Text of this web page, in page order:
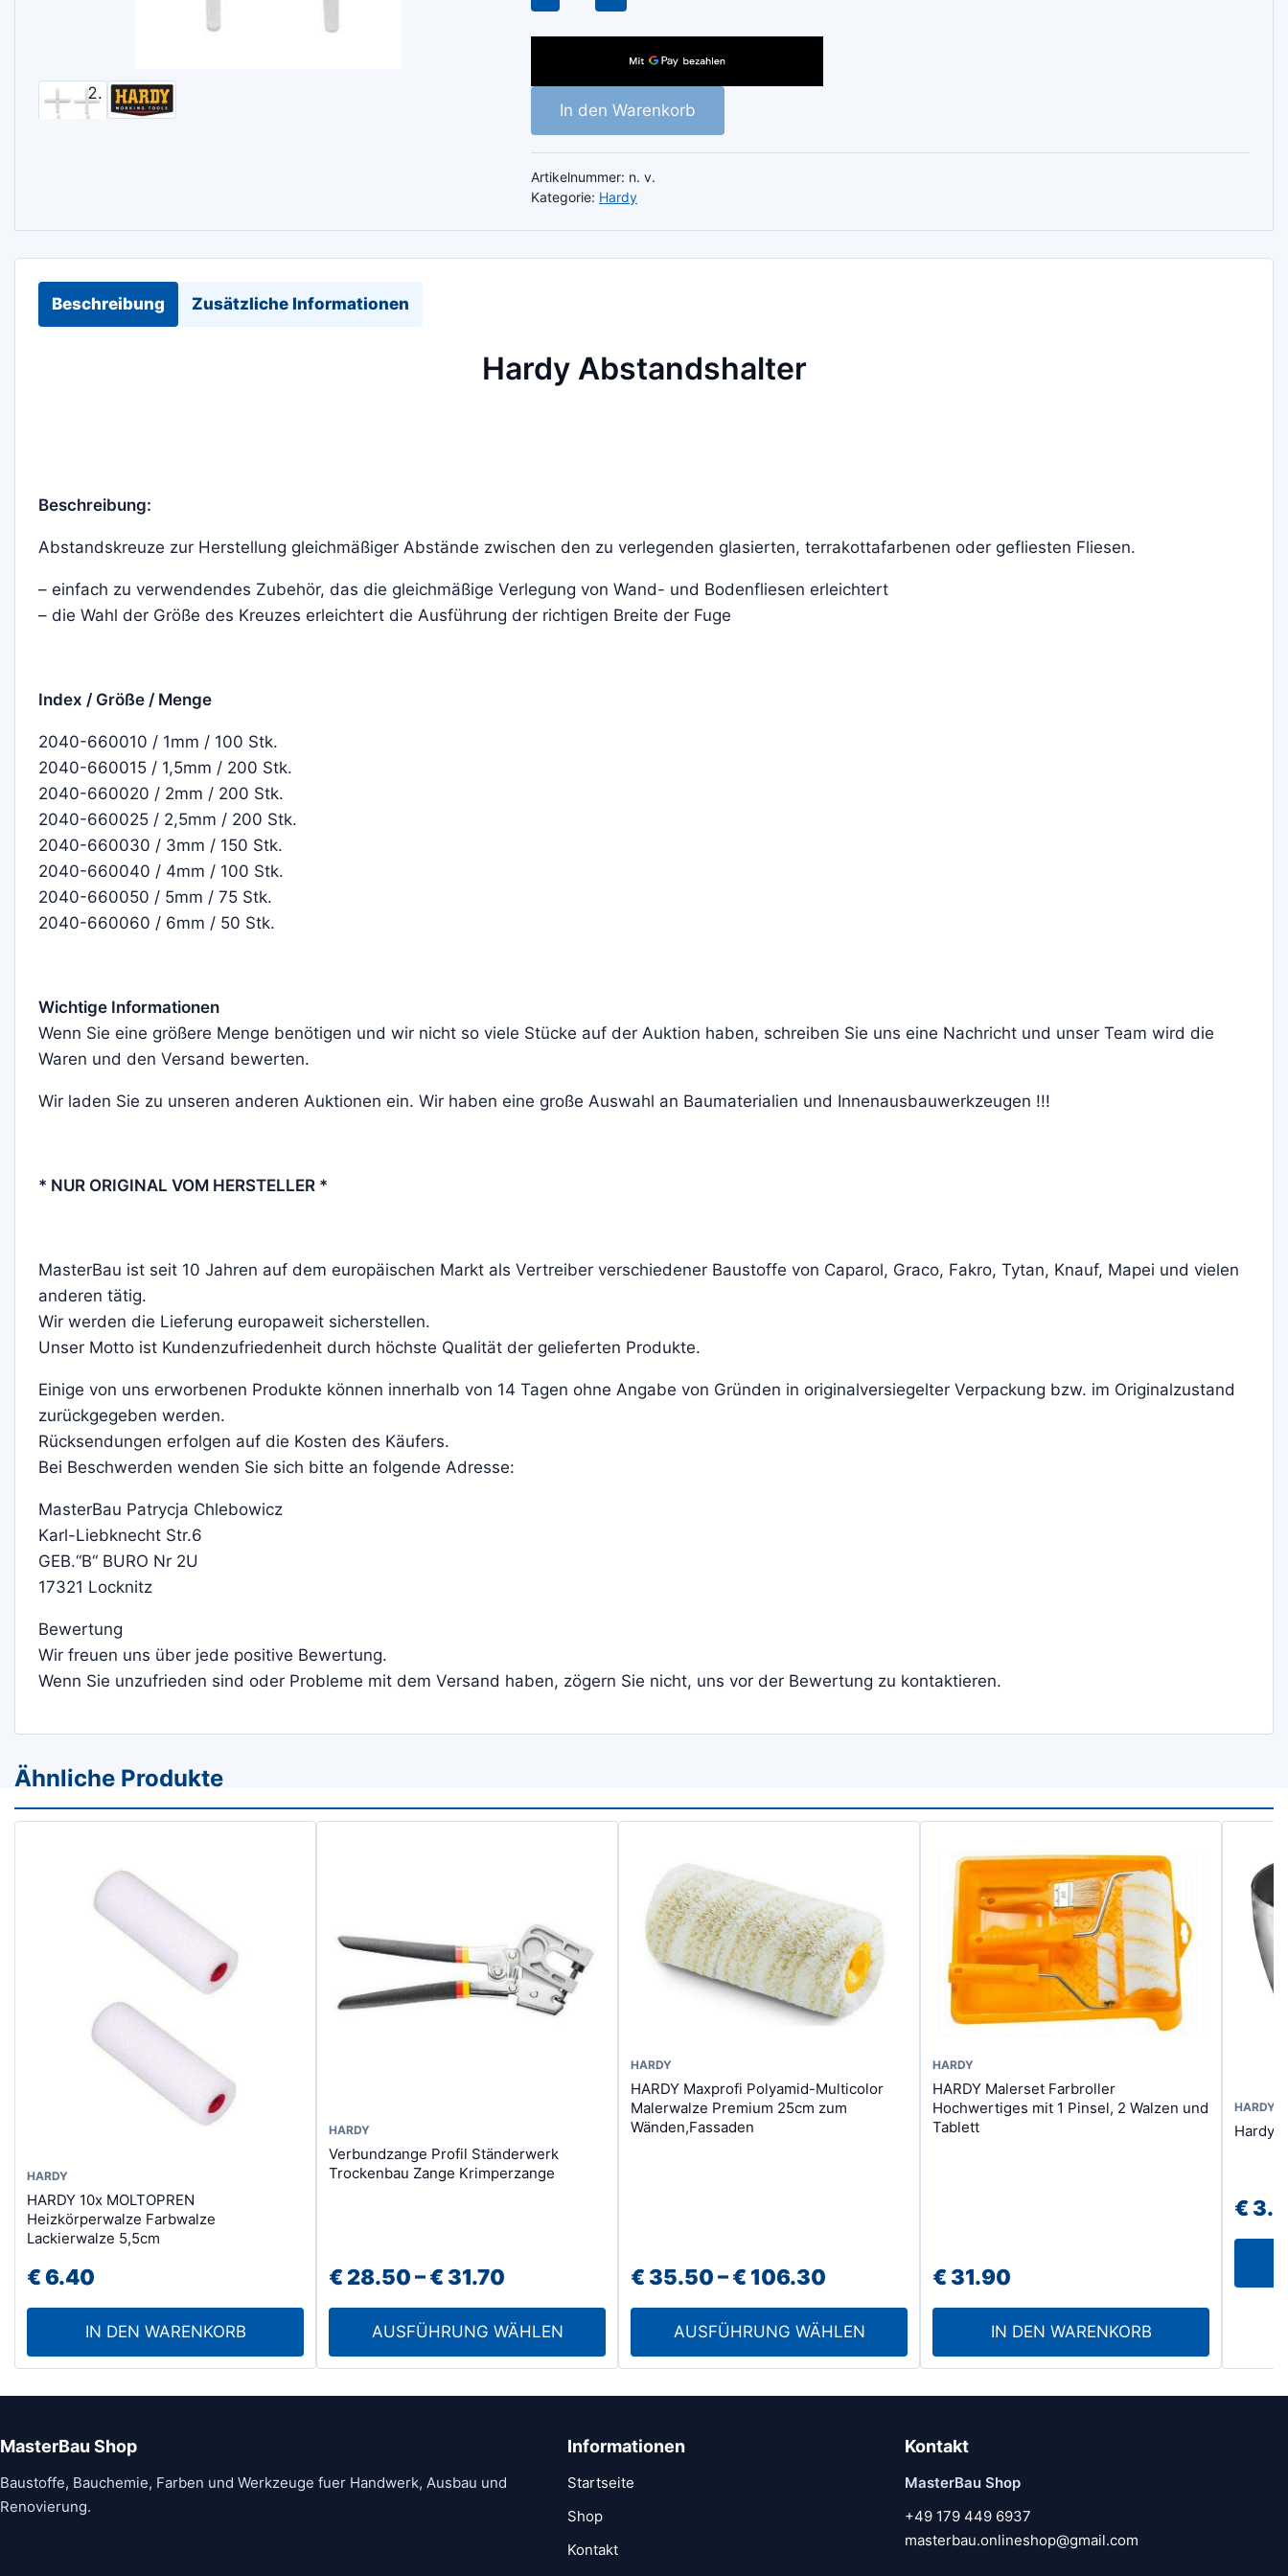
Abstandshalter
Menge
In den Warenkorb
Artikelnummer: n. v.
Kategorie: Hardy
Beschreibung Zusätzliche Informationen
Hardy Abstandshalter
Beschreibung:
Abstandskreuze zur Herstellung gleichmäßiger Abstände zwischen den zu verlegenden glasierten, terrakottafarbenen oder gefliesten Fliesen.
– einfach zu verwendendes Zubehör, das die gleichmäßige Verlegung von Wand- und Bodenfliesen erleichtert
– die Wahl der Größe des Kreuzes erleichtert die Ausführung der richtigen Breite der Fuge
Index / Größe / Menge
2040-660010 / 1mm / 100 Stk.
2040-660015 / 1,5mm / 200 Stk.
2040-660020 / 2mm / 200 Stk.
2040-660025 / 2,5mm / 200 Stk.
2040-660030 / 3mm / 150 Stk.
2040-660040 / 4mm / 100 Stk.
2040-660050 / 5mm / 75 Stk.
2040-660060 / 6mm / 50 Stk.
Wichtige Informationen
Wenn Sie eine größere Menge benötigen und wir nicht so viele Stücke auf der Auktion haben, schreiben Sie uns eine Nachricht und unser Team wird die
Waren und den Versand bewerten.
Wir laden Sie zu unseren anderen Auktionen ein. Wir haben eine große Auswahl an Baumaterialien und Innenausbauwerkzeugen !!!
* NUR ORIGINAL VOM HERSTELLER *
MasterBau ist seit 10 Jahren auf dem europäischen Markt als Vertreiber verschiedener Baustoffe von Caparol, Graco, Fakro, Tytan, Knauf, Mapei und vielen
anderen tätig.
Wir werden die Lieferung europaweit sicherstellen.
Unser Motto ist Kundenzufriedenheit durch höchste Qualität der gelieferten Produkte.
Einige von uns erworbenen Produkte können innerhalb von 14 Tagen ohne Angabe von Gründen in originalversiegelter Verpackung bzw. im Originalzustand
zurückgegeben werden.
Rücksendungen erfolgen auf die Kosten des Käufers.
Bei Beschwerden wenden Sie sich bitte an folgende Adresse:
MasterBau Patrycja Chlebowicz
Karl-Liebknecht Str.6
GEB.“B“ BURO Nr 2U
17321 Locknitz
Bewertung
Wir freuen uns über jede positive Bewertung.
Wenn Sie unzufrieden sind oder Probleme mit dem Versand haben, zögern Sie nicht, uns vor der Bewertung zu kontaktieren.
Ähnliche Produkte
HARDY
HARDY 10x MOLTOPREN
Heizkörperwalze Farbwalze
Lackierwalze 5,5cm
€6.40
IN DEN WARENKORB
HARDY
Verbundzange Profil Ständerwerk
Trockenbau Zange Krimperzange
€28.50–€31.70 Preisspanne:
€ 28.50
bis
€ 31.70
AUSFÜHRUNG WÄHLEN
Dieses
Produkt
weist
Die
Optionen
können
auf
der
HARDY
HARDY Maxprofi Polyamid-Multicolor
Malerwalze Premium 25cm zum
Wänden,Fassaden
€35.50–€106.30 Preisspanne:
€ 35.50
bis
€ 106.30
AUSFÜHRUNG WÄHLEN
Dieses
Produkt
weist
können
Produktseite
HARDY
HARDY Malerset Farbroller
Hochwertiges mit 1 Pinsel, 2 Walzen und
Tablett
€31.90
IN DEN WARENKORB
HARDY
Hardy
€
MasterBau Shop
Baustoffe, Bauchemie, Farben und Werkzeuge fuer Handwerk, Ausbau und
Renovierung.
Informationen
Startseite
Shop
Kontakt
Kontakt
MasterBau Shop
+49 179 449 6937
masterbau.onlineshop@gmail.com